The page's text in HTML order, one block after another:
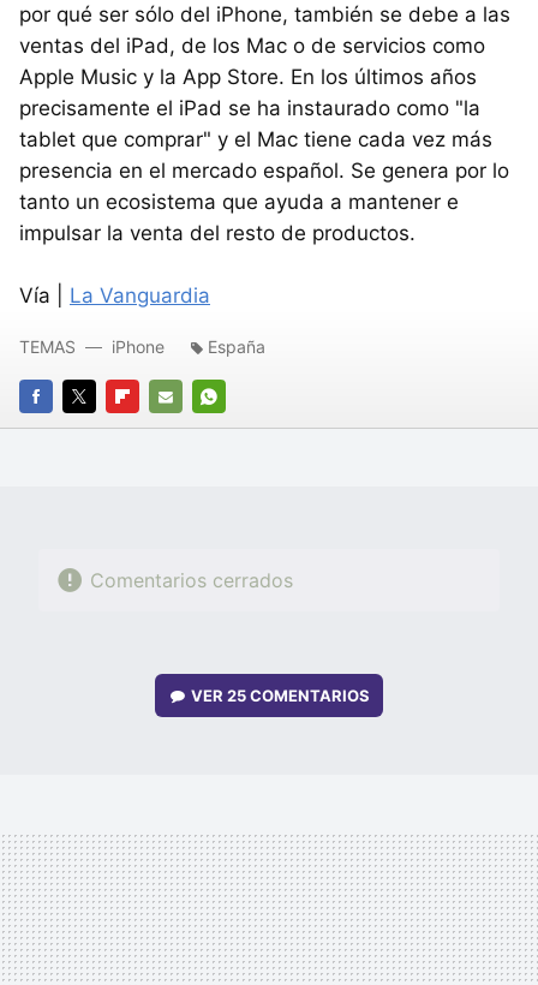
por qué ser sólo del iPhone, también se debe a las
ventas del iPad, de los Mac o de servicios como
Apple Music y la App Store. En los últimos años
precisamente el iPad se ha instaurado como "la
tablet que comprar" y el Mac tiene cada vez más
presencia en el mercado español. Se genera por lo
tanto un ecosistema que ayuda a mantener e
impulsar la venta del resto de productos.
Vía | La Vanguardia
FACEBOOK
TWITTERFLIPBOARD
E-
WHATSAPP
TEMAS iPhone España
Comentarios cerrados
VER25 COMENTARIOS